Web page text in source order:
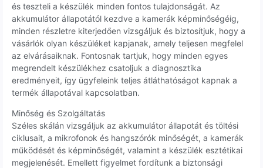
és teszteli a készülék minden fontos tulajdonságát. Az
akkumulátor állapotától kezdve a kamerák képminőségéig,
minden részletre kiterjedően vizsgáljuk és biztosítjuk, hogy a
vásárlók olyan készüléket kapjanak, amely teljesen megfelel
az elvárásaiknak. Fontosnak tartjuk, hogy minden egyes
megrendelt készülékhez csatoljuk a diagnosztika
eredményeit, így ügyfeleink teljes átláthatóságot kapnak a
termék állapotával kapcsolatban.
Minőség és Szolgáltatás
Széles skálán vizsgáljuk az akkumulátor állapotát és töltési
ciklusait, a mikrofonok és hangszórók minőségét, a kamerák
működését és képminőségét, valamint a készülék esztétikai
megjelenését. Emellett figyelmet fordítunk a biztonsági